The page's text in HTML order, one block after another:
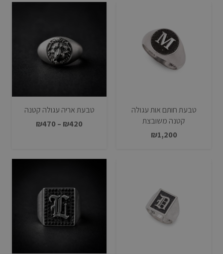
טבעת חותם אות עגולה
קטנה משובצת
₪1,200
טבעת אריה עגולה קטנה
₪420
–
₪470
עד